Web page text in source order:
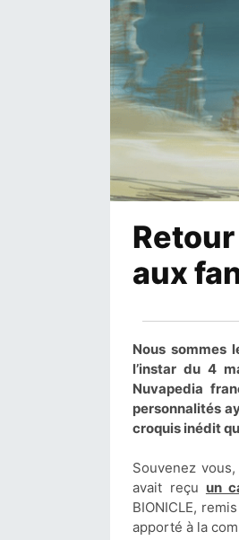
aux
Nous sommes
l’instar du 4
Nuvapedia
personnalités
croquis inédit
Souvenez
avait reçu un
BIONICLE,
apporté à la